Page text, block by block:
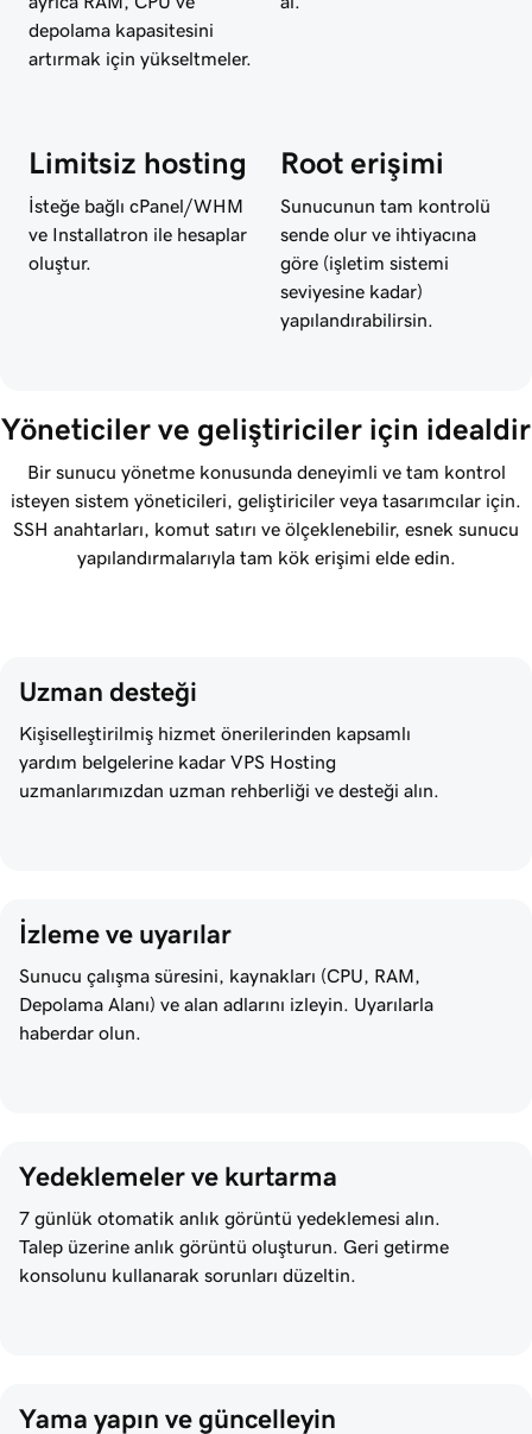
depolama kapasitesini
artırmak için yükseltmeler.
Limitsiz hosting
İsteğe bağlı cPanel/WHM
ve Installatron ile hesaplar
oluştur.
Root erişimi
Sunucunun tam kontrolü
sende olur ve ihtiyacına
göre (işletim sistemi
seviyesine kadar)
yapılandırabilirsin.
Yöneticiler ve geliştiriciler için idealdir
Bir sunucu yönetme konusunda deneyimli ve tam kontrol
isteyen sistem yöneticileri, geliştiriciler veya tasarımcılar için.
SSH anahtarları, komut satırı ve ölçeklenebilir, esnek sunucu
yapılandırmalarıyla tam kök erişimi elde edin.
Uzman desteği
Kişiselleştirilmiş hizmet önerilerinden kapsamlı
yardım belgelerine kadar VPS Hosting
uzmanlarımızdan uzman rehberliği ve desteği alın.
İzleme ve uyarılar
Sunucu çalışma süresini, kaynakları (CPU, RAM,
Depolama Alanı) ve alan adlarını izleyin. Uyarılarla
haberdar olun.
Yedeklemeler ve kurtarma
7 günlük otomatik anlık görüntü yedeklemesi alın.
Talep üzerine anlık görüntü oluşturun. Geri getirme
konsolunu kullanarak sorunları düzeltin.
Yama yapın ve güncelleyin